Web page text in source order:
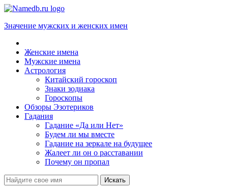
Значение мужских и женских имен
Женские имена
Мужские имена
Астрология
Китайский гороскоп
Знаки зодиака
Гороскопы
Обзоры Эзотериков
Гадания
Гадание «Да или Нет»
Будем ли мы вместе
Гадание на зеркале на будущее
Жалеет ли он о расставании
Почему он пропал